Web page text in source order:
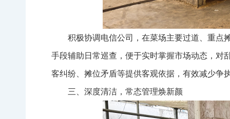
积极协调电信公司，在菜场主要过道、重点
手段辅助日常巡查，便于实时掌握市场动态，对
客纠纷、摊位矛盾等提供客观依据，有效减少争
三、深度清洁，常态管理焕新颜